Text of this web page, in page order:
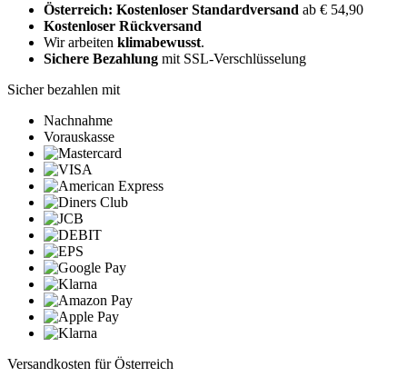
Österreich: Kostenloser Standardversand ab € 54,90
Kostenloser Rückversand
Wir arbeiten klimabewusst.
Sichere Bezahlung mit SSL-Verschlüsselung
Sicher bezahlen mit
Nachnahme
Vorauskasse
Versandkosten für Österreich